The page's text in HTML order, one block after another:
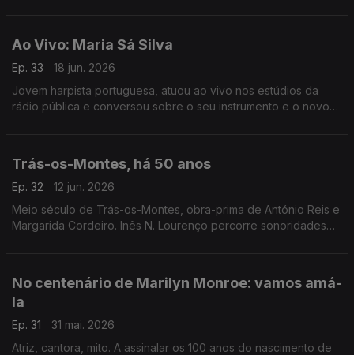
Ao Vivo: Maria Sá Silva
Ep. 33
18 jun. 2026
Jovem harpista portuguesa, atuou ao vivo nos estúdios da
rádio pública e conversou sobre o seu instrumento e o novo
Trás-os-Montes, há 50 anos
Ep. 32
12 jun. 2026
Meio século de Trás-os-Montes, obra-prima de António Reis e
Margarida Cordeiro. Inês N. Lourenço percorre sonoridades
No centenário de Marilyn Monroe: vamos amá-
la
Ep. 31
31 mai. 2026
Atriz, cantora, mito. A assinalar os 100 anos do nascimento de